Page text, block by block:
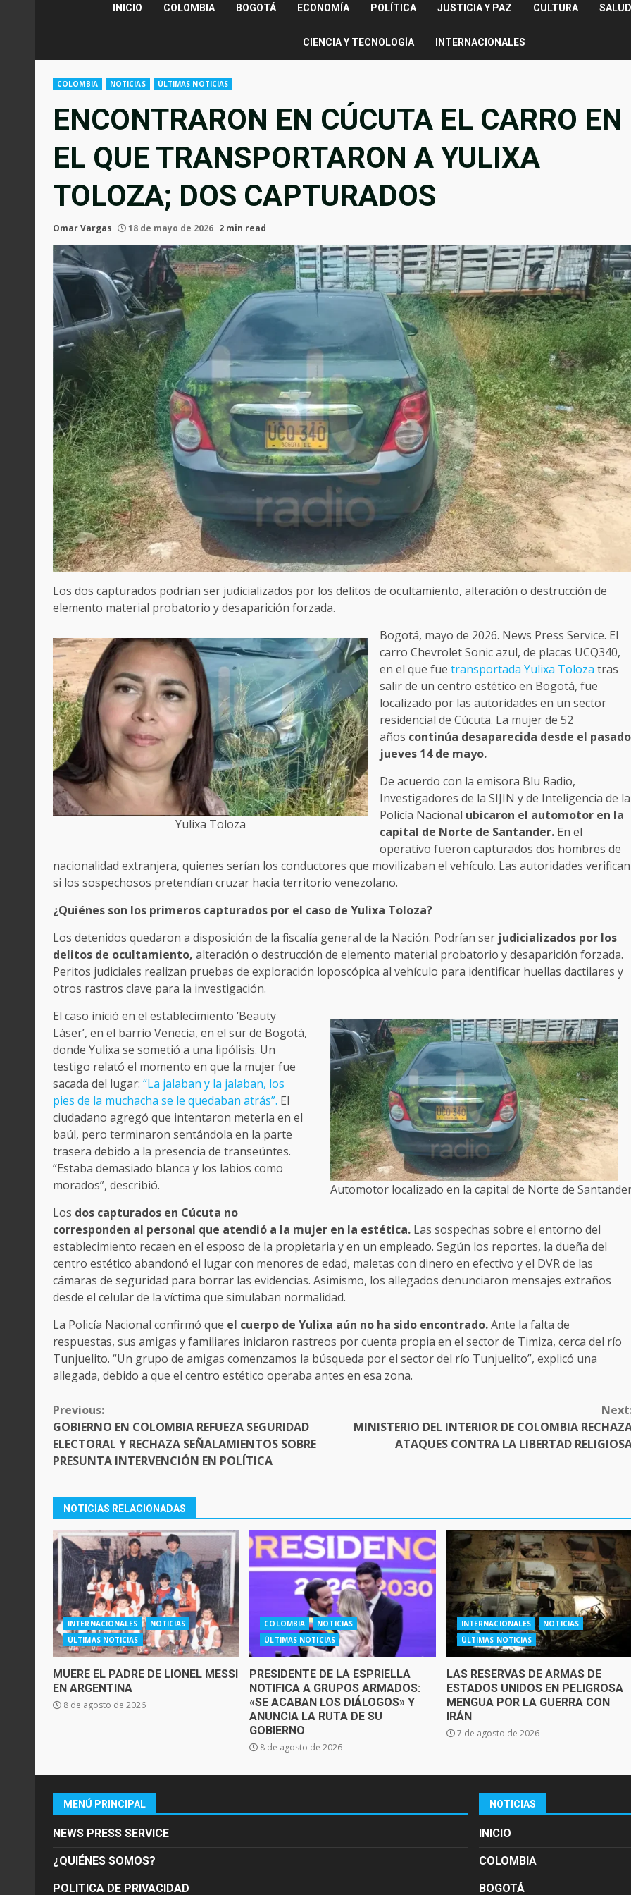
INICIO COLOMBIA BOGOTÁ ECONOMÍA POLÍTICA JUSTICIA Y PAZ CULTURA
CIENCIA Y TECNOLOGÍA INTERNACIONALES
COLOMBIA NOTICIAS ÚLTIMAS NOTICIAS
ENCONTRARON EN CÚCUTA EL CARRO EN
EL QUE TRANSPORTARON A YULIXA
TOLOZA; DOS CAPTURADOS
Omar Vargas 18 de mayo de 2026 2 min read
Los dos capturados podrían ser judicializados por los delitos de ocultamiento, alteración o destrucción de
elemento material probatorio y desaparición forzada.
Yulixa Toloza
Bogotá, mayo de 2026. News Press Service. El
carro Chevrolet Sonic azul, de placas UCQ340,
en el que fue transportada Yulixa Toloza tras
salir de un centro estético en Bogotá, fue
localizado por las autoridades en un sector
residencial de Cúcuta. La mujer de 52
años continúa desaparecida desde el pasado
jueves 14 de mayo.
De acuerdo con la emisora Blu Radio,
Investigadores de la SIJIN y de Inteligencia de la
Policía Nacional ubicaron el automotor en la
capital de Norte de Santander. En el
operativo fueron capturados dos hombres de
nacionalidad extranjera, quienes serían los conductores que movilizaban el vehículo. Las autoridades verifican
si los sospechosos pretendían cruzar hacia territorio venezolano.
¿Quiénes son los primeros capturados por el caso de Yulixa Toloza?
Los detenidos quedaron a disposición de la fiscalía general de la Nación. Podrían ser judicializados por los
delitos de ocultamiento, alteración o destrucción de elemento material probatorio y desaparición forzada.
Peritos judiciales realizan pruebas de exploración loposcópica al vehículo para identificar huellas dactilares y
otros rastros clave para la investigación.
Automotor localizado en la capital de Norte de
El caso inició en el establecimiento ‘Beauty
Láser’, en el barrio Venecia, en el sur de Bogotá,
donde Yulixa se sometió a una lipólisis. Un
testigo relató el momento en que la mujer fue
sacada del lugar: “La jalaban y la jalaban, los
pies de la muchacha se le quedaban atrás”. El
ciudadano agregó que intentaron meterla en el
baúl, pero terminaron sentándola en la parte
trasera debido a la presencia de transeúntes.
“Estaba demasiado blanca y los labios como
morados”, describió.
Los dos capturados en Cúcuta no
corresponden al personal que atendió a la mujer en la estética. Las sospechas sobre el entorno del
establecimiento recaen en el esposo de la propietaria y en un empleado. Según los reportes, la dueña del
centro estético abandonó el lugar con menores de edad, maletas con dinero en efectivo y el DVR de las
cámaras de seguridad para borrar las evidencias. Asimismo, los allegados denunciaron mensajes extraños
desde el celular de la víctima que simulaban normalidad.
La Policía Nacional confirmó que el cuerpo de Yulixa aún no ha sido encontrado.Ante la falta de
respuestas, sus amigas y familiares iniciaron rastreos por cuenta propia en el sector de Timiza, cerca del río
Tunjuelito. “Un grupo de amigas comenzamos la búsqueda por el sector del río Tunjuelito”, explicó una
allegada, debido a que el centro estético operaba antes en esa zona.
CONTINUE
READING
Previous:
GOBIERNO EN COLOMBIA REFUEZA SEGURIDAD
ELECTORAL Y RECHAZA SEÑALAMIENTOS SOBRE
PRESUNTA INTERVENCIÓN EN POLÍTICA
MINISTERIO DEL INTERIOR DE COLOMBIA
ATAQUES CONTRA LA LIBERTAD
NOTICIAS RELACIONADAS
INTERNACIONALES
NOTICIAS
ÚLTIMAS NOTICIAS
MUERE EL PADRE DE LIONEL MESSI
EN ARGENTINA
8 de agosto de 2026
COLOMBIA
NOTICIAS
ÚLTIMAS NOTICIAS
PRESIDENTE DE LA ESPRIELLA
NOTIFICA A GRUPOS ARMADOS:
«SE ACABAN LOS DIÁLOGOS» Y
ANUNCIA LA RUTA DE SU
GOBIERNO
8 de agosto de 2026
INTERNACIONALES
NOTICIAS
ÚLTIMAS NOTICIAS
LAS RESERVAS DE ARMAS DE
ESTADOS UNIDOS EN PELIGROSA
MENGUA POR LA GUERRA CON
IRÁN
7 de agosto de 2026
MENÚ PRINCIPAL
NEWS PRESS SERVICE
¿QUIÉNES SOMOS?
POLITICA DE PRIVACIDAD
NOTICIAS
INICIO
COLOMBIA
BOGOTÁ